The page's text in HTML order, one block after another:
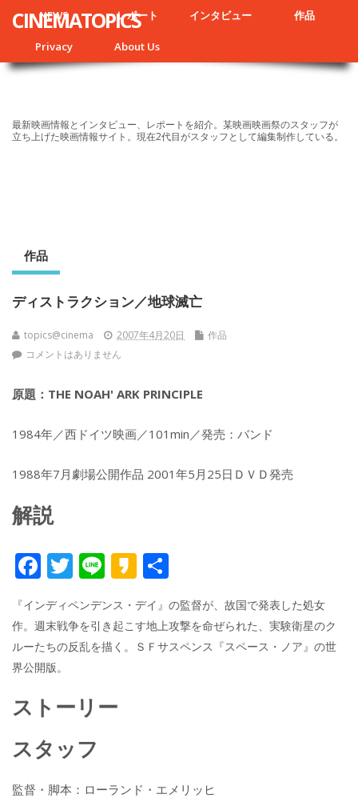
NEWS レポート インタビュー 作品
Privacy About Us
CINEMATOPICS
最新映画情報とインタビュー、レポートを紹介。某映画映画祭のスタッフが
立ち上げた映画情報サイト。現在2代目がスタッフとして編集制作している。
作品
ディストラクション／地球滅亡
topics@cinema 2007年4月20日
作品
コメントはありません
原題：THE NOAH' ARK PRINCIPLE
1984年／西ドイツ映画／101min／発売：バンド
1988年7月劇場公開作品 2001年5月25日ＤＶＤ発売
解説
F
e
b
o
o
k
T
itt
er
Li
e
K
k
a
有
『インディペンデンス・デイ』の監督が、故国で発表した処女
作。週末戦争を引き起こす地上攻撃を命ぜられた、実験衛星のク
ルーたちの反乱を描く。ＳＦサスペンス『スペース・ノア』の世
界公開版。
ストーリー
スタッフ
監督・脚本：ローランド・エメリッヒ